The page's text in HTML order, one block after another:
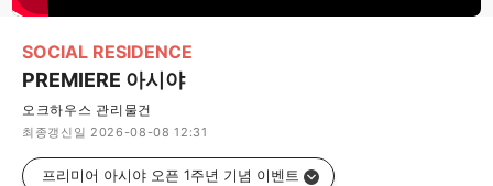
SOCIAL RESIDENCE
PREMIERE 아시야
오크하우스 관리물건
최종갱신일 2026-08-08 12:31
프리미어 아시야 오픈 1주년 기념 이벤트